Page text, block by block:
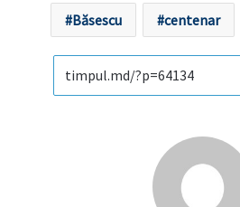
Băsescu centenar